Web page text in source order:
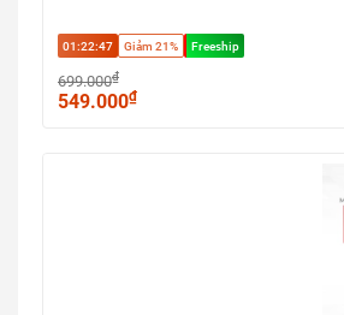
01:22:47 Giảm 21% Freeship
699.000₫
549.000₫